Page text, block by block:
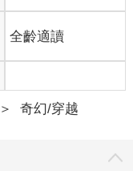
全齡適讀
＞ 奇幻/穿越